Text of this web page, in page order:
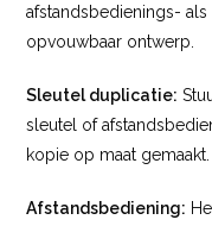
afstandsbedienings-
opvouwbaar ontwerp.
Sleutel duplicatie:
sleutel of
kopie op maat gemaakt.
Afstandsbediening: